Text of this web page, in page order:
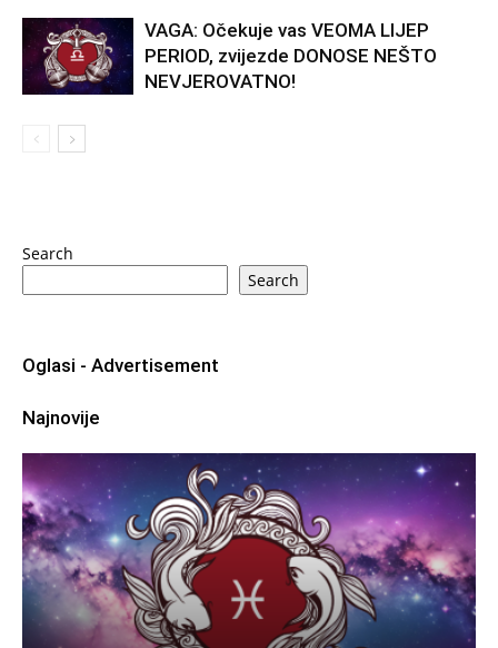
VAGA: Očekuje vas VEOMA LIJEP
PERIOD, zvijezde DONOSE NEŠTO
NEVJEROVATNO!
Search
Search
Oglasi - Advertisement
Najnovije